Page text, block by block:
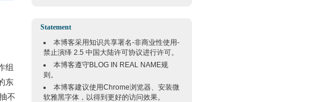
组
东
不
Statement
本博客采用知识共享署名-非商业性使用-
禁止演绎 2.5 中国大陆许可协议进行许可。
本博客遵守BLOG IN REAL NAME规
则。
本博客建议使用Chrome浏览器、安装微
软雅黑字体，以得到更好的访问效果。